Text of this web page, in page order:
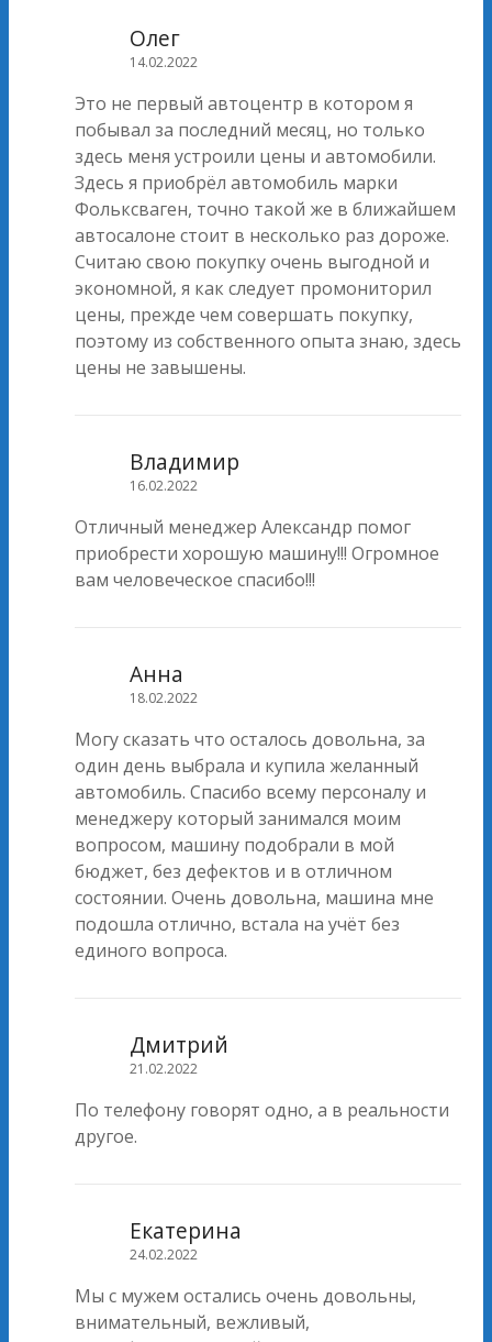
Олег
14.02.2022
Это не первый автоцентр в котором я
побывал за последний месяц, но только
здесь меня устроили цены и автомобили.
Здесь я приобрёл автомобиль марки
Фольксваген, точно такой же в ближайшем
автосалоне стоит в несколько раз дороже.
Считаю свою покупку очень выгодной и
экономной, я как следует промониторил
цены, прежде чем совершать покупку,
поэтому из собственного опыта знаю, здесь
цены не завышены.
Владимир
16.02.2022
Отличный менеджер Александр помог
приобрести хорошую машину!!! Огромное
вам человеческое спасибо!!!
Анна
18.02.2022
Могу сказать что осталось довольна, за
один день выбрала и купила желанный
автомобиль. Спасибо всему персоналу и
менеджеру который занимался моим
вопросом, машину подобрали в мой
бюджет, без дефектов и в отличном
состоянии. Очень довольна, машина мне
подошла отлично, встала на учёт без
единого вопроса.
Дмитрий
21.02.2022
По телефону говорят одно, а в реальности
другое.
Екатерина
24.02.2022
Мы с мужем остались очень довольны,
внимательный, вежливый,